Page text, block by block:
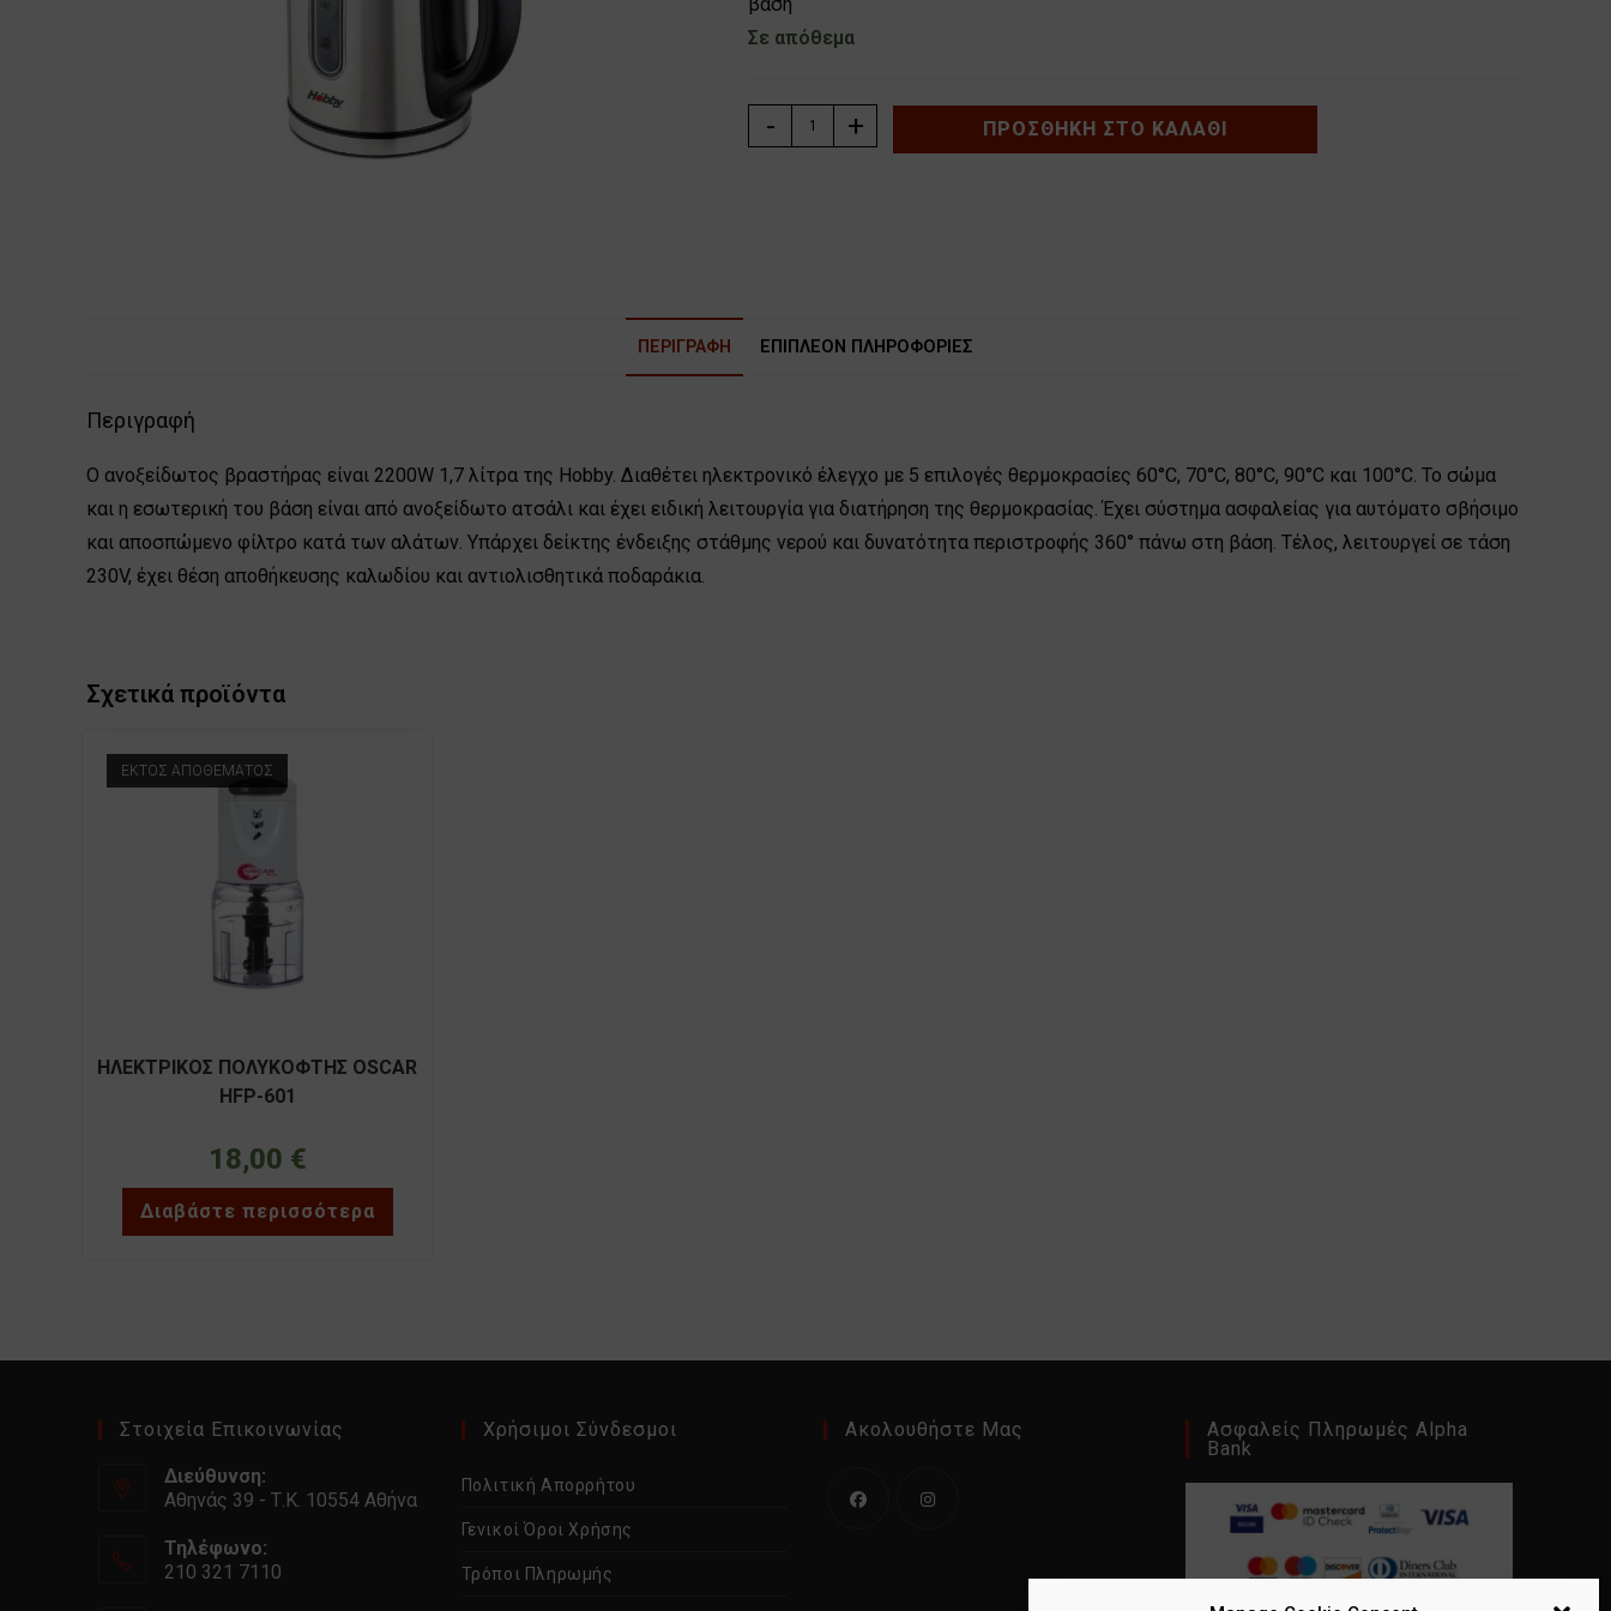
Σε απόθεμα
ΑΝΟΞΕΙΔΩΤΟΣ
ΒΡΑΣΤΗΡΑΣ
ποσότητα
- + ΠΡΟΣΘΉΚΗ ΣΤΟ ΚΑΛΆΘΙ
ΠΕΡΙΓΡΑΦΉ ΕΠΙΠΛΈΟΝ ΠΛΗΡΟΦΟΡΊΕΣ
Περιγραφή
Ο ανοξείδωτος βραστήρας είναι 2200W 1,7 λίτρα της Ηobby. Διαθέτει ηλεκτρονικό έλεγχο με 5 επιλογές θερμοκρασίες 60°C, 70°C, 80°C, 90°C και 100°C. Το σώμα
και η εσωτερική του βάση είναι από ανοξείδωτο ατσάλι και έχει ειδική λειτουργία για διατήρηση της θερμοκρασίας. Έχει σύστημα ασφαλείας για αυτόματο σβήσιμο
και αποσπώμενο φίλτρο κατά των αλάτων. Υπάρχει δείκτης ένδειξης στάθμης νερού και δυνατότητα περιστροφής 360° πάνω στη βάση. Τέλος, λειτουργεί σε τάση
230V, έχει θέση αποθήκευσης καλωδίου και αντιολισθητικά ποδαράκια.
Σχετικά προϊόντα
ΕΚΤΌΣ ΑΠΟΘΈΜΑΤΟΣ
ΗΛΕΚΤΡΙΚΟΣ ΠΟΛΥΚΟΦΤΗΣ OSCAR
HFP-601
18,00 €
Διαβάστε περισσότερα
Στοιχεία Επικοινωνίας
Διεύθυνση:
Αθηνάς 39 - Τ.Κ. 10554 Αθήνα
Τηλέφωνο:
210 321 7110
Χρήσιμοι Σύνδεσμοι
Πολιτική Απορρήτου
Γενικοί Όροι Χρήσης
Τρόποι Πληρωμής
Ακολουθήστε Μας
Ασφαλείς Πληρωμές Alpha
Bank